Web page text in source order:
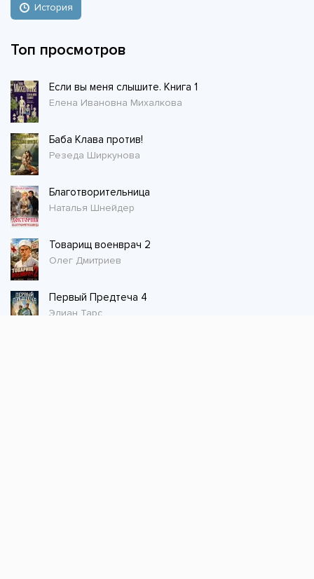
История
Топ просмотров
Если вы меня слышите. Книга 1
Елена Ивановна Михалкова
Баба Клава против!
Резеда Ширкунова
Благотворительница
Наталья Шнейдер
Товарищ военврач 2
Олег Дмитриев
Первый Предтеча 4
Элиан Тарс